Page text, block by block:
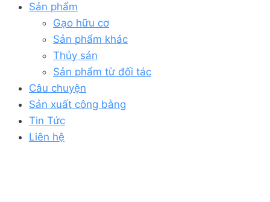
Sản phẩm
Gạo hữu cơ
Sản phẩm khác
Thủy sản
Sản phẩm từ đối tác
Câu chuyện
Sản xuất công bằng
Tin Tức
Liên hệ